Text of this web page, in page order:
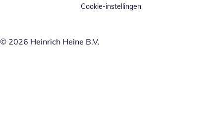
Cookie-instellingen
© 2026 Heinrich Heine B.V.